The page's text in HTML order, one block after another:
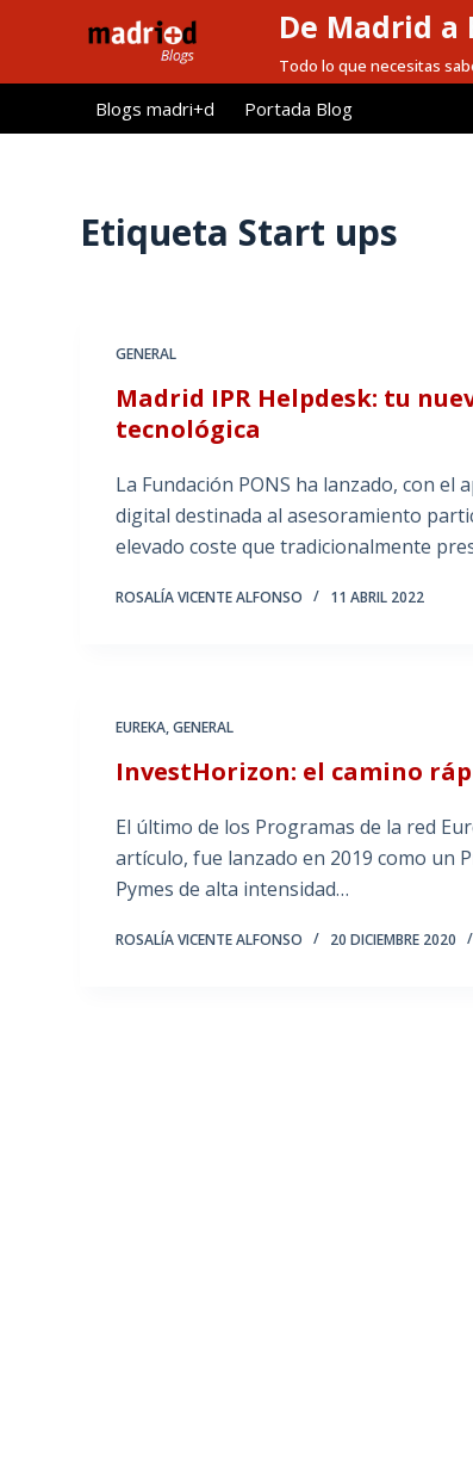
l
De Madrid a
Todo lo que necesitas
Blogs madri+d Portada Blog
Etiqueta Start ups
GENERAL
Madrid IPR Helpdesk: tu
tecnológica
La Fundación PONS ha lanzado, con
digital destinada al asesoramiento
elevado coste que tradicionalmente
ROSALÍA VICENTE ALFONSO 11 ABRIL 2022
EUREKA,GENERAL
InvestHorizon: el camino
El último de los Programas de la red
artículo, fue lanzado en 2019 como un
Pymes de alta intensidad…
ROSALÍA VICENTE ALFONSO 20 DICIEMBRE 2020